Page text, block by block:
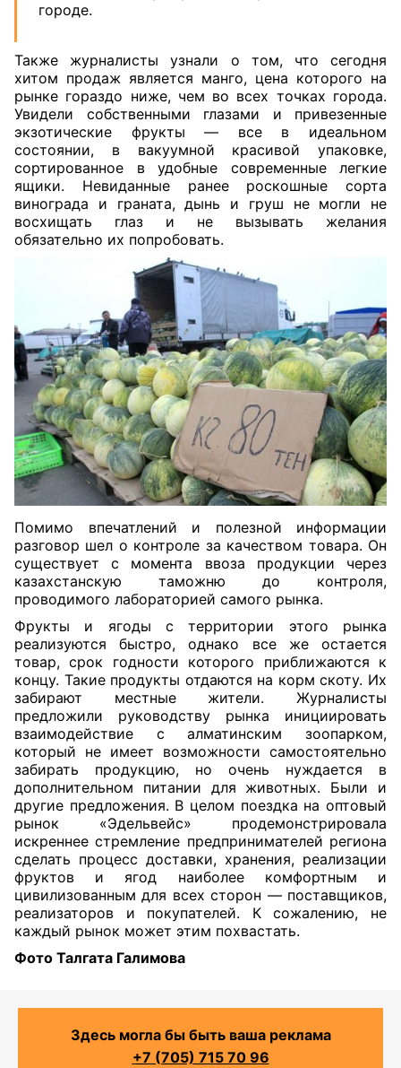
городе.
Также журналисты узнали о том, что сегодня
хитом продаж является манго, цена которого на
рынке гораздо ниже, чем во всех точках города.
Увидели собственными глазами и привезенные
экзотические фрукты — все в идеальном
состоянии, в вакуумной красивой упаковке,
сортированное в удобные современные легкие
ящики. Невиданные ранее роскошные сорта
винограда и граната, дынь и груш не могли не
восхищать глаз и не вызывать желания
обязательно их попробовать.
Помимо впечатлений и полезной информации
разговор шел о контроле за качеством товара. Он
существует с момента ввоза продукции через
казахстанскую таможню до контроля,
проводимого лабораторией самого рынка.
Фрукты и ягоды с территории этого рынка
реализуются быстро, однако все же остается
товар, срок годности которого приближаются к
концу. Такие продукты отдаются на корм скоту. Их
забирают местные жители. Журналисты
предложили руководству рынка инициировать
взаимодействие с алматинским зоопарком,
который не имеет возможности самостоятельно
забирать продукцию, но очень нуждается в
дополнительном питании для животных. Были и
другие предложения. В целом поездка на оптовый
рынок «Эдельвейс» продемонстрировала
искреннее стремление предпринимателей региона
сделать процесс доставки, хранения, реализации
фруктов и ягод наиболее комфортным и
цивилизованным для всех сторон — поставщиков,
реализаторов и покупателей. К сожалению, не
каждый рынок может этим похвастать.
Фото Талгата Галимова
Здесь могла бы быть ваша реклама
+7 (705) 715 70 96